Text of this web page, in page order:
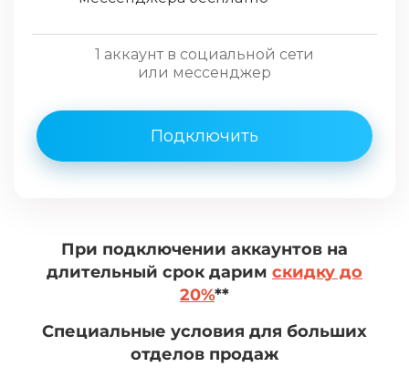
1 аккаунт в социальной сети
или мессенджер
Подключить
При подключении аккаунтов на
длительный срок дарим скидку до
20%**
Специальные условия для больших
отделов продаж